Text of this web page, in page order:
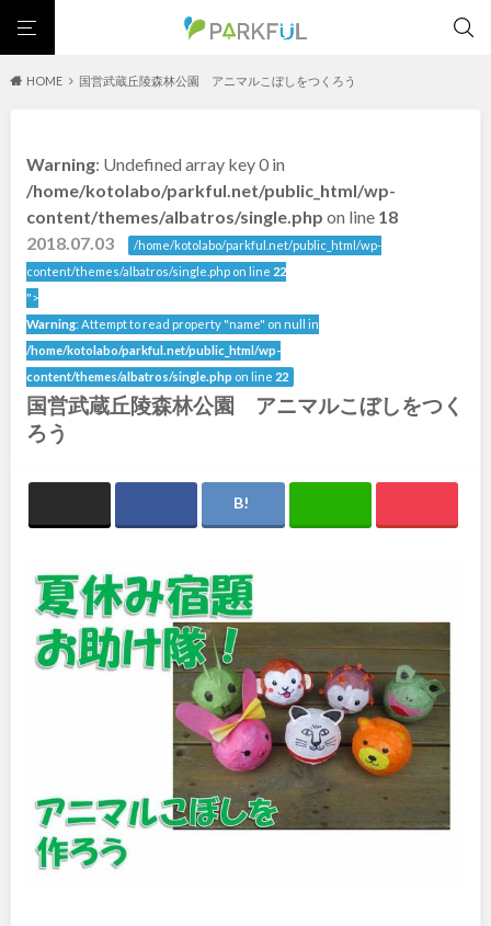
自然が豊か
梅・桜の名所 景色が良い
テニスコート
野球場 紅葉の名所 バーベキュー
カフェ・レストラン サッカー・フットサル
ランニングコース
歴史・文化財 日本庭園
紅葉の美しい公園
さくら名所100公園
屋内遊び場
アスレチックコース
バスケットボール
彫刻・アート 桜・梅の名所
洋式庭園
ドッグラン ローラー滑り台
Pickup
花の名所 プレーパーク 公園グルメ
インクルーシブパーク
屋根付き遊び場 花菖蒲
キャンプ場
バスケットゴール
交通公園
北海道・東北
北海道 青森
秋田
茨城
群馬 埼玉
東京
甲信越・東海・北陸
大型遊具
ピックアップ1000公園
自然が豊か
梅・桜の名所
景色が良い
水遊び
テニスコート
野球場
紅葉の名所
カフェ・レストラン
サッカー・フットサル
ランニングコース
動物園・ふれあい
歴史・文化財
紅葉の美しい公園
バスケットボール
彫刻・アート
桜・梅の名所
コトブキ事例
ローラー滑り台
夜景スポット
花の名所
プレーパーク
美術館
屋根付き遊び場
キャンプ場
ふわふわドーム
健康遊具
ゲートボール
スケートパーク
イルミネーション
HOME 国営武蔵丘陵森林公園 アニマルこぼしをつくろう
Warning: Undefined array key 0 in
/home/kotolabo/parkful.net/public_html/wp-
content/themes/albatros/single.php on line 18
2018.07.03
/home/kotolabo/parkful.net/public_html/wp-
content/themes/albatros/single.php on line 22
">
Warning: Attempt to read property "name" on null in
/home/kotolabo/parkful.net/public_html/wp-
content/themes/albatros/single.php on line 22
国営武蔵丘陵森林公園 アニマルこぼしをつく
ろう